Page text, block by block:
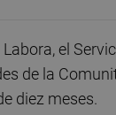
Labora, el
de la
diez meses.